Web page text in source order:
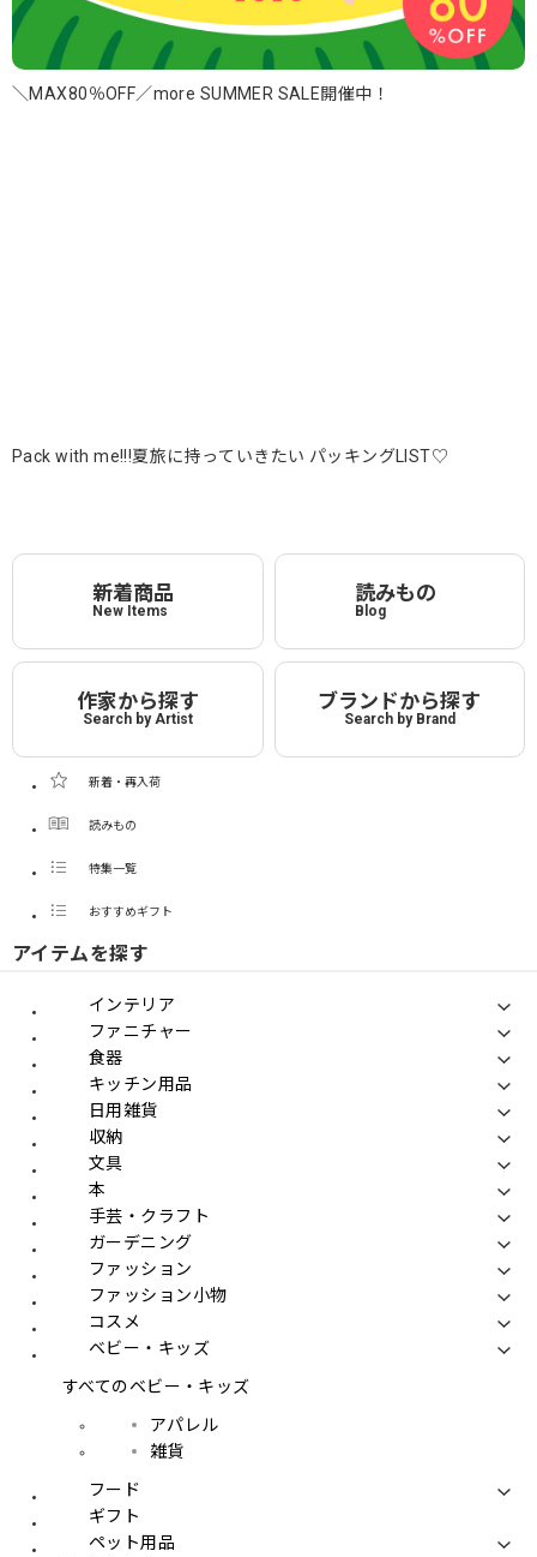
＼MAX80％OFF／more SUMMER SALE開催中！
Pack with me!!!夏旅に持っていきたい パッキングLIST♡
新着商品
New Items
読みもの
Blog
作家から探す
Search by Artist
ブランドから探す
Search by Brand
新着・再入荷
読みもの
特集一覧
おすすめギフト
アイテムを探す
インテリア
ファニチャー
食器
キッチン用品
日用雑貨
収納
文具
本
手芸・クラフト
ガーデニング
ファッション
ファッション小物
コスメ
ベビー・キッズ
すべてのベビー・キッズ
アパレル
雑貨
フード
ギフト
ペット用品